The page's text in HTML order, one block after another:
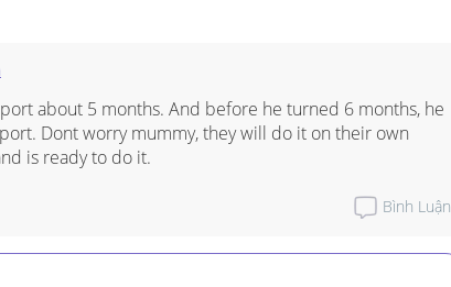
about 5 months. And before he turned 6 months, he
Dont worry mummy, they will do it on their own
is ready to do it.
Bình Luận